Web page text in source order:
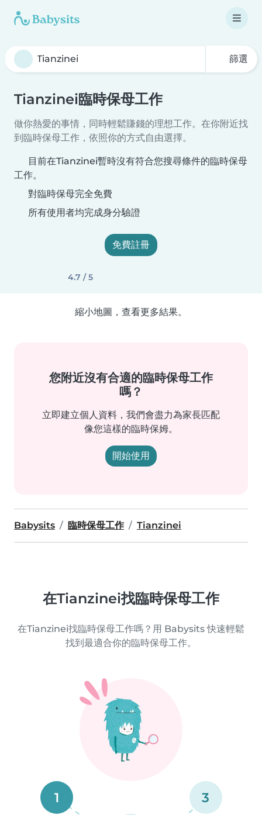
篩選
Tianzinei臨時保母工作
做你熱愛的事情，同時輕鬆賺錢的理想工作。在你附近找
到臨時保母工作，依照你的方式自由選擇。
目前在Tianzinei暫時沒有符合您搜尋條件的臨時保母
工作。
對臨時保母完全免費
所有使用者均完成身分驗證
免費註冊
4.7 / 5
縮小地圖，查看更多結果。
您附近沒有合適的臨時保母工作
嗎？
立即建立個人資料，我們會盡力為家長匹配
像您這樣的臨時保姆。
開始使用
Babysits 臨時保母工作 Tianzinei
在Tianzinei找臨時保母工作
在Tianzinei找臨時保母工作嗎？用 Babysits 快速輕鬆
找到最適合你的臨時保母工作。
1 3